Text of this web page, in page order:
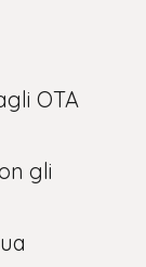
OTA
gli